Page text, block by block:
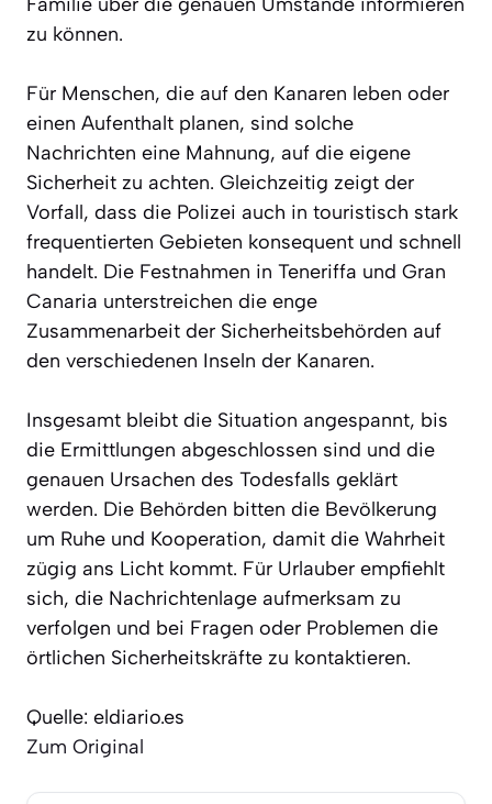
zu können.
Für Menschen, die auf den Kanaren leben oder
einen Aufenthalt planen, sind solche
Nachrichten eine Mahnung, auf die eigene
Sicherheit zu achten. Gleichzeitig zeigt der
Vorfall, dass die Polizei auch in touristisch stark
frequentierten Gebieten konsequent und schnell
handelt. Die Festnahmen in Teneriffa und Gran
Canaria unterstreichen die enge
Zusammenarbeit der Sicherheitsbehörden auf
den verschiedenen Inseln der Kanaren.
Insgesamt bleibt die Situation angespannt, bis
die Ermittlungen abgeschlossen sind und die
genauen Ursachen des Todesfalls geklärt
werden. Die Behörden bitten die Bevölkerung
um Ruhe und Kooperation, damit die Wahrheit
zügig ans Licht kommt. Für Urlauber empfiehlt
sich, die Nachrichtenlage aufmerksam zu
verfolgen und bei Fragen oder Problemen die
örtlichen Sicherheitskräfte zu kontaktieren.
Quelle: eldiario.es
Zum Original